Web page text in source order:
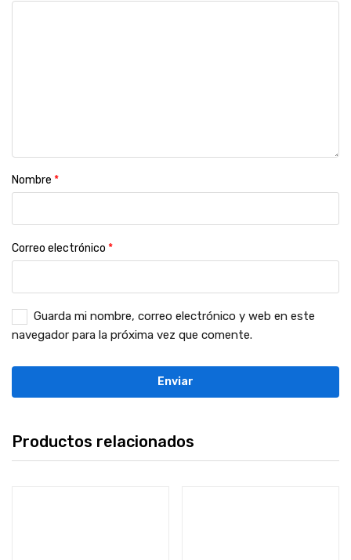
Nombre *
Correo electrónico *
Guarda mi nombre, correo electrónico y web en este
navegador para la próxima vez que comente.
Productos relacionados